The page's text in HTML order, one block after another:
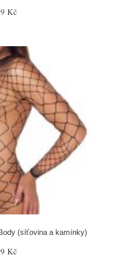
Kč
(síťovina a kamínky)
Kč